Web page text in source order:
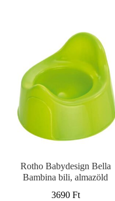
Rotho Babydesign Bella
Bambina bili, almazöld
3690 Ft